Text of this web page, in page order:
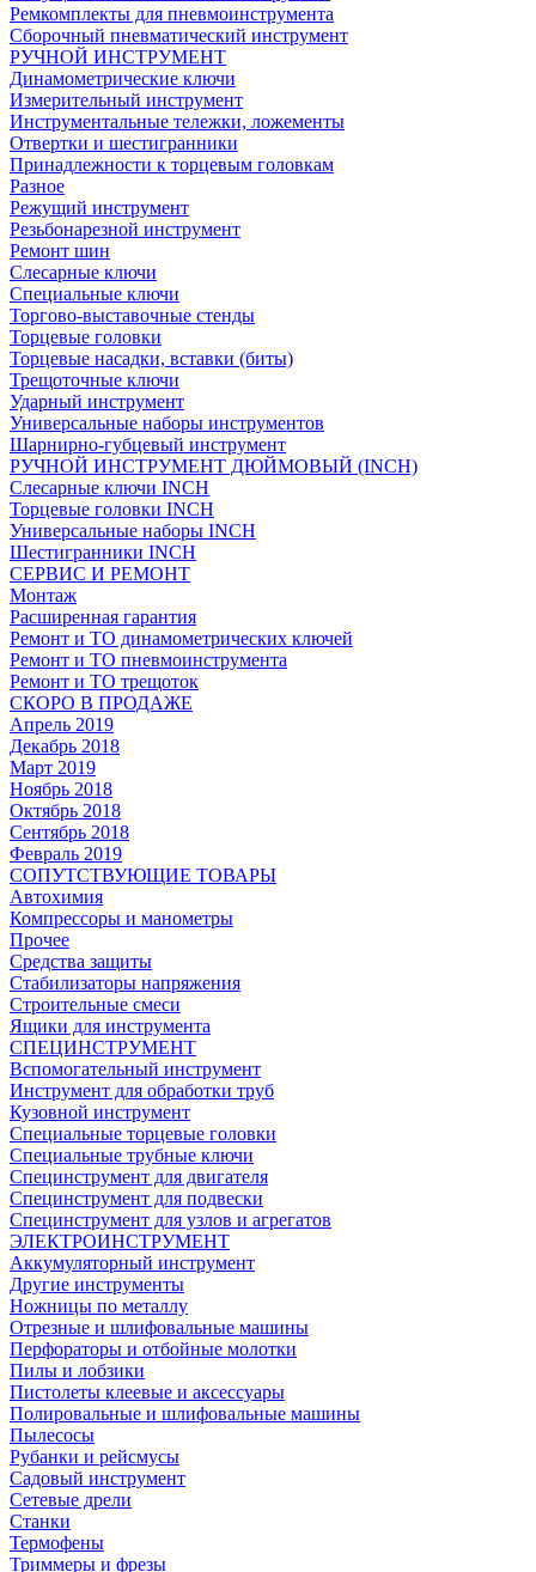
Ремкомплекты для пневмоинструмента
Сборочный пневматический инструмент
РУЧНОЙ ИНСТРУМЕНТ
Динамометрические ключи
Измерительный инструмент
Инструментальные тележки, ложементы
Отвертки и шестигранники
Принадлежности к торцевым головкам
Разное
Режущий инструмент
Резьбонарезной инструмент
Ремонт шин
Слесарные ключи
Специальные ключи
Торгово-выставочные стенды
Торцевые головки
Торцевые насадки, вставки (биты)
Трещоточные ключи
Ударный инструмент
Универсальные наборы инструментов
Шарнирно-губцевый инструмент
РУЧНОЙ ИНСТРУМЕНТ ДЮЙМОВЫЙ (INCH)
Слесарные ключи INCH
Торцевые головки INCH
Универсальные наборы INCH
Шестигранники INCH
СЕРВИС И РЕМОНТ
Монтаж
Расширенная гарантия
Ремонт и ТО динамометрических ключей
Ремонт и ТО пневмоинструмента
Ремонт и ТО трещоток
СКОРО В ПРОДАЖЕ
Апрель 2019
Декабрь 2018
Март 2019
Ноябрь 2018
Октябрь 2018
Сентябрь 2018
Февраль 2019
СОПУТСТВУЮЩИЕ ТОВАРЫ
Автохимия
Компрессоры и манометры
Прочее
Средства защиты
Стабилизаторы напряжения
Строительные смеси
Ящики для инструмента
СПЕЦИНСТРУМЕНТ
Вспомогательный инструмент
Инструмент для обработки труб
Кузовной инструмент
Специальные торцевые головки
Специальные трубные ключи
Специнструмент для двигателя
Специнструмент для подвески
Специнструмент для узлов и агрегатов
ЭЛЕКТРОИНСТРУМЕНТ
Аккумуляторный инструмент
Другие инструменты
Ножницы по металлу
Отрезные и шлифовальные машины
Перфораторы и отбойные молотки
Пилы и лобзики
Пистолеты клеевые и аксессуары
Полировальные и шлифовальные машины
Пылесосы
Рубанки и рейсмусы
Садовый инструмент
Сетевые дрели
Станки
Термофены
Триммеры и фрезы